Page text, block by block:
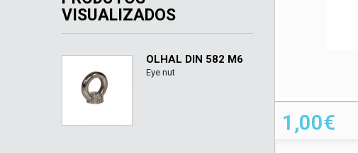
VISUALIZADOS
OLHAL DIN 582 M6
Eye nut
1,00€